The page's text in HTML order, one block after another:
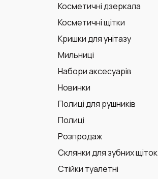
Косметичні дзеркала
Косметичні щітки
Кришки для унітазу
Мильниці
Набори аксесуарів
Новинки
Полиці для рушників
Полиці
Розпродаж
Склянки для зубних щіток
Стійки туалетні